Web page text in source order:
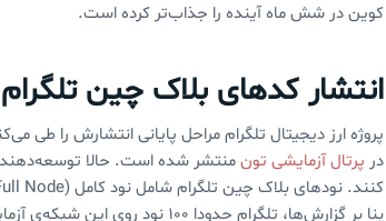
کوین در شش ماه آینده را جذاب‌تر کرده است.
انتشار کدهای بلاک چین تلگرام
پروژه ارز دیجیتال تلگرام مراحل پایانی انتشارش را طی
در پرتال آزمایشی تونمنتشر شده است. حالا